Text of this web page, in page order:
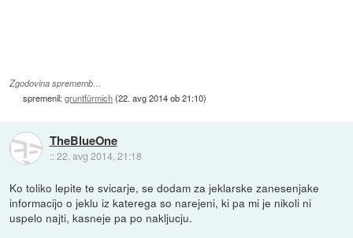
Zgodovina sprememb…
spremenil:gruntfürmich(22. avg 2014 ob 21:10)
TheBlueOne
::22. avg 2014, 21:18
Ko toliko lepite te svicarje, se dodam za jeklarske zanesenjake
informacijo o jeklu iz katerega so narejeni, ki pa mi je nikoli ni
uspelo najti, kasneje pa po nakljucju.